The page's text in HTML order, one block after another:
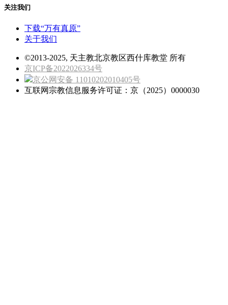
关注我们
下载“万有真原”
关于我们
©2013-2025, 天主教北京教区西什库教堂 所有
京ICP备2022026334号
京公网安备 11010202010405号
互联网宗教信息服务许可证：京（2025）0000030